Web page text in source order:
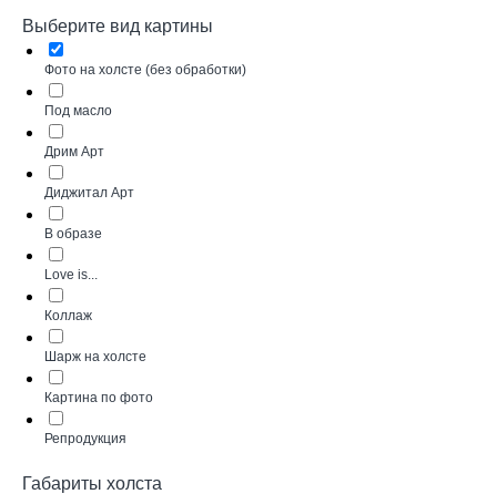
Выберите вид картины
Фото на холсте (без обработки)
Под масло
Дрим Арт
Диджитал Арт
В образе
Love is...
Коллаж
Шарж на холсте
Картина по фото
Репродукция
Габариты холста